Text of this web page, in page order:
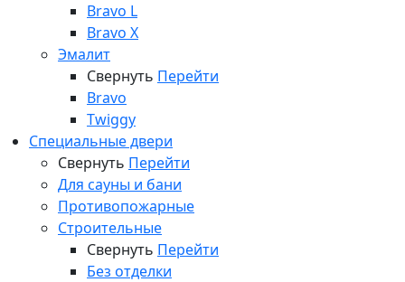
Bravo L
Bravo X
Эмалит
Свернуть Перейти
Bravo
Twiggy
Специальные двери
Свернуть Перейти
Для сауны и бани
Противопожарные
Строительные
Свернуть Перейти
Без отделки